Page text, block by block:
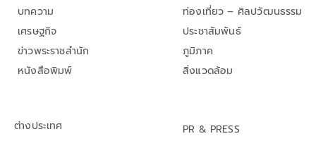
บทความ
เศรษฐกิจ
ข่าวพระราชสำนัก
หนังสือพิมพ์
ท่องเที่ยว – ศิลปวัฒนธรรม
ประชาสัมพันธ์
ภูมิภาค
สิ่งแวดล้อม
ต่างประเทศ
PR & PRESS